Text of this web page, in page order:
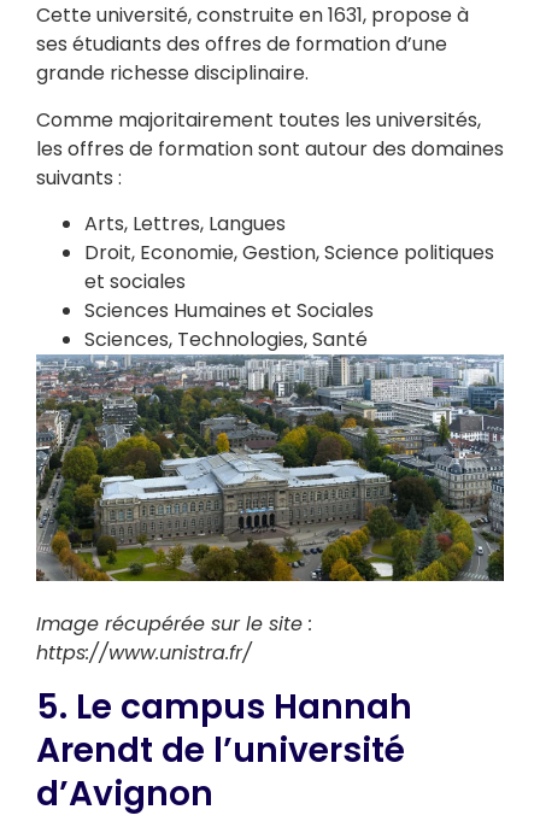
Cette université, construite en 1631, propose à
ses étudiants des offres de formation d’une
grande richesse disciplinaire.
Comme majoritairement toutes les universités,
les offres de formation sont autour des domaines
suivants :
Arts, Lettres, Langues
Droit, Economie, Gestion, Science politiques
et sociales
Sciences Humaines et Sociales
Sciences, Technologies, Santé
Image récupérée sur le site :
https://www.unistra.fr/
5. Le campus Hannah
Arendt de l’université
d’Avignon